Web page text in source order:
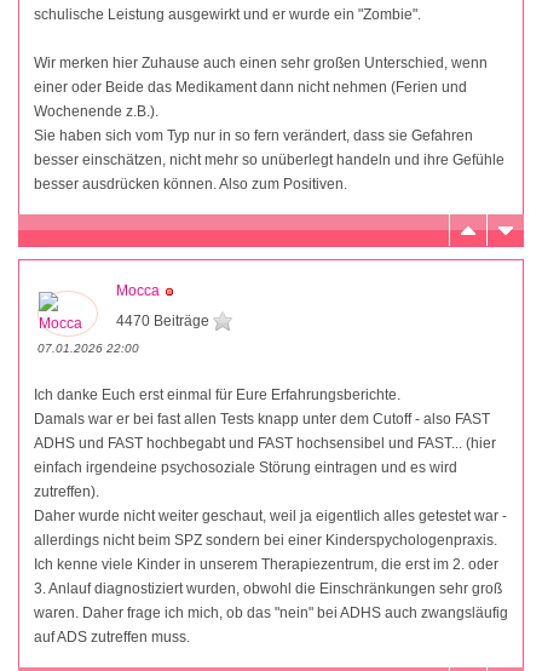
schulische Leistung ausgewirkt und er wurde ein "Zombie".
Wir merken hier Zuhause auch einen sehr großen Unterschied, wenn
einer oder Beide das Medikament dann nicht nehmen (Ferien und
Wochenende z.B.).
Sie haben sich vom Typ nur in so fern verändert, dass sie Gefahren
besser einschätzen, nicht mehr so unüberlegt handeln und ihre Gefühle
besser ausdrücken können. Also zum Positiven.
Mocca
4470 Beiträge
07.01.2026 22:00
Ich danke Euch erst einmal für Eure Erfahrungsberichte.
Damals war er bei fast allen Tests knapp unter dem Cutoff - also FAST
ADHS und FAST hochbegabt und FAST hochsensibel und FAST... (hier
einfach irgendeine psychosoziale Störung eintragen und es wird
zutreffen).
Daher wurde nicht weiter geschaut, weil ja eigentlich alles getestet war -
allerdings nicht beim SPZ sondern bei einer Kinderspychologenpraxis.
Ich kenne viele Kinder in unserem Therapiezentrum, die erst im 2. oder
3. Anlauf diagnostiziert wurden, obwohl die Einschränkungen sehr groß
waren. Daher frage ich mich, ob das "nein" bei ADHS auch zwangsläufig
auf ADS zutreffen muss.